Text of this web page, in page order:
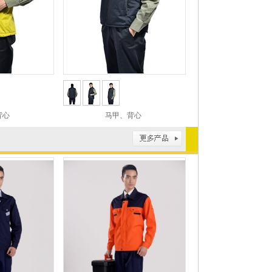
心 马甲、背心